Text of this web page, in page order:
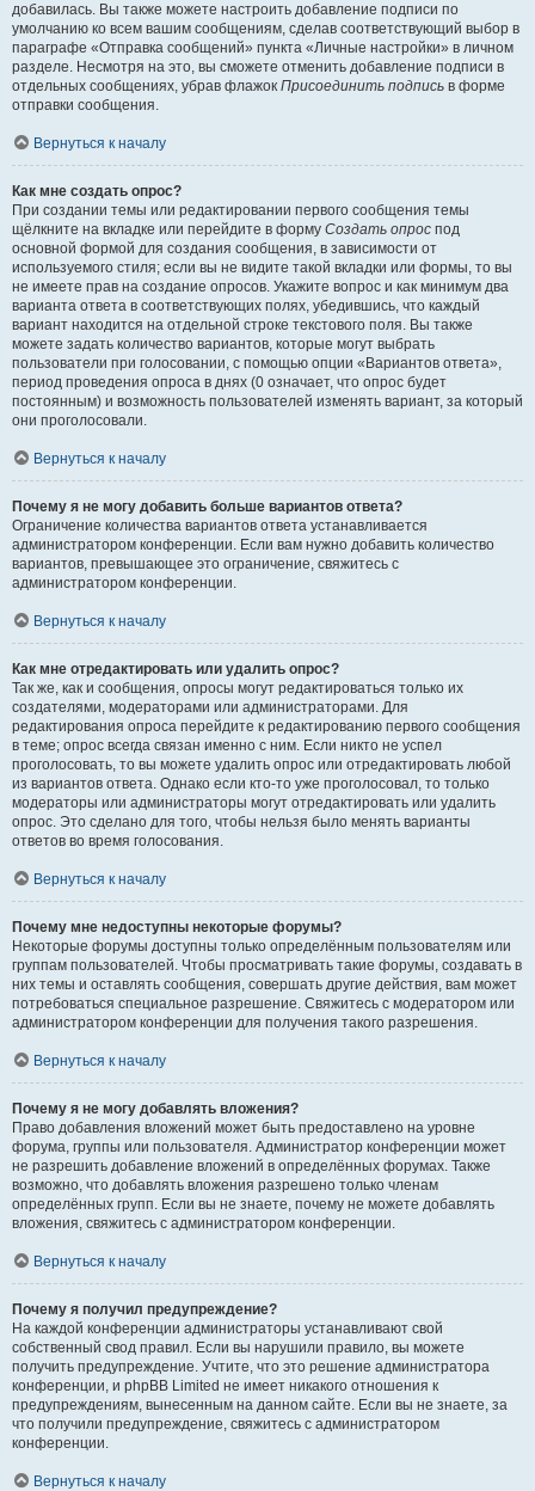
добавилась. Вы также можете настроить добавление подписи по
умолчанию ко всем вашим сообщениям, сделав соответствующий выбор в
параграфе «Отправка сообщений» пункта «Личные настройки» в личном
разделе. Несмотря на это, вы сможете отменить добавление подписи в
отдельных сообщениях, убрав флажок Присоединить подпись в форме
отправки сообщения.
Вернуться к началу
Как мне создать опрос?
При создании темы или редактировании первого сообщения темы
щёлкните на вкладке или перейдите в форму Создать опрос под
основной формой для создания сообщения, в зависимости от
используемого стиля; если вы не видите такой вкладки или формы, то вы
не имеете прав на создание опросов. Укажите вопрос и как минимум два
варианта ответа в соответствующих полях, убедившись, что каждый
вариант находится на отдельной строке текстового поля. Вы также
можете задать количество вариантов, которые могут выбрать
пользователи при голосовании, с помощью опции «Вариантов ответа»,
период проведения опроса в днях (0 означает, что опрос будет
постоянным) и возможность пользователей изменять вариант, за который
они проголосовали.
Вернуться к началу
Почему я не могу добавить больше вариантов ответа?
Ограничение количества вариантов ответа устанавливается
администратором конференции. Если вам нужно добавить количество
вариантов, превышающее это ограничение, свяжитесь с
администратором конференции.
Вернуться к началу
Как мне отредактировать или удалить опрос?
Так же, как и сообщения, опросы могут редактироваться только их
создателями, модераторами или администраторами. Для
редактирования опроса перейдите к редактированию первого сообщения
в теме; опрос всегда связан именно с ним. Если никто не успел
проголосовать, то вы можете удалить опрос или отредактировать любой
из вариантов ответа. Однако если кто-то уже проголосовал, то только
модераторы или администраторы могут отредактировать или удалить
опрос. Это сделано для того, чтобы нельзя было менять варианты
ответов во время голосования.
Вернуться к началу
Почему мне недоступны некоторые форумы?
Некоторые форумы доступны только определённым пользователям или
группам пользователей. Чтобы просматривать такие форумы, создавать в
них темы и оставлять сообщения, совершать другие действия, вам может
потребоваться специальное разрешение. Свяжитесь с модератором или
администратором конференции для получения такого разрешения.
Вернуться к началу
Почему я не могу добавлять вложения?
Право добавления вложений может быть предоставлено на уровне
форума, группы или пользователя. Администратор конференции может
не разрешить добавление вложений в определённых форумах. Также
возможно, что добавлять вложения разрешено только членам
определённых групп. Если вы не знаете, почему не можете добавлять
вложения, свяжитесь с администратором конференции.
Вернуться к началу
Почему я получил предупреждение?
На каждой конференции администраторы устанавливают свой
собственный свод правил. Если вы нарушили правило, вы можете
получить предупреждение. Учтите, что это решение администратора
конференции, и phpBB Limited не имеет никакого отношения к
предупреждениям, вынесенным на данном сайте. Если вы не знаете, за
что получили предупреждение, свяжитесь с администратором
конференции.
Вернуться к началу